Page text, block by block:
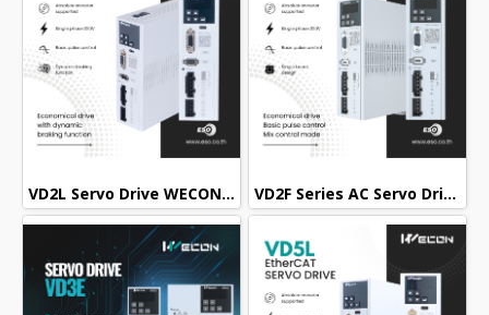
VD2L Servo Drive WECON / เซอร์โวไดรฟ์อุตสาหกรรม VD2F Series AC Servo Drive WECON / เซอร์โวไดรฟ์อุตสาหกรรม